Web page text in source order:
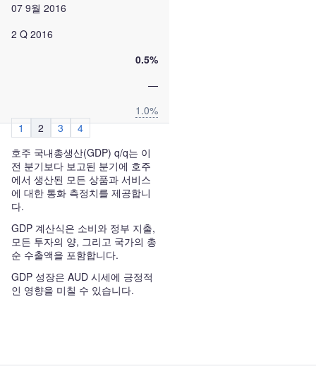
07 9월 2016
2 Q 2016
0.5%
—
1.0%
1
2 3
4
호주 국내총생산(GDP) q/q는 이
전 분기보다 보고된 분기에 호주
에서 생산된 모든 상품과 서비스
에 대한 통화 측정치를 제공합니
다.
GDP 계산식은 소비와 정부 지출,
모든 투자의 양, 그리고 국가의 총
순 수출액을 포함합니다.
GDP 성장은 AUD 시세에 긍정적
인 영향을 미칠 수 있습니다.